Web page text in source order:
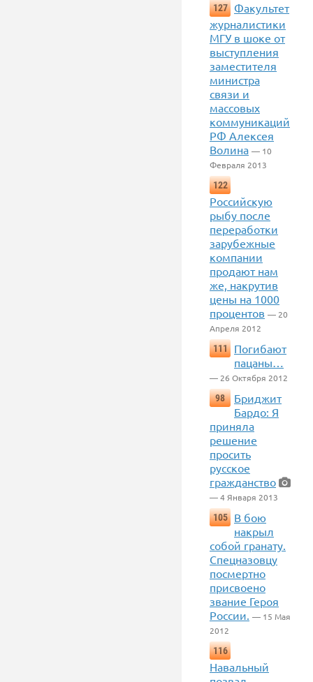
127
Факультет
журналистики
МГУ в шоке от
выступления
заместителя
министра
связи и
массовых
коммуникаций
РФ Алексея
Волина — 10
Февраля 2013
122
Российскую
рыбу после
переработки
зарубежные
компании
продают нам
же, накрутив
цены на 1000
процентов — 20
Апреля 2012
111
Погибают
пацаны…
— 26 Октября 2012
98
Бриджит
Бардо: Я
приняла
решение
просить
русское
гражданство
— 4 Января 2013
105
В бою
накрыл
собой гранату.
Спецназовцу
посмертно
присвоено
звание Героя
России. — 15 Мая
2012
116
Навальный